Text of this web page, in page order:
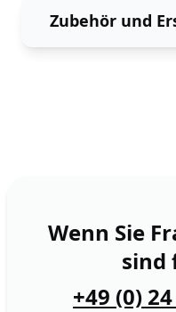
Zubehör und
Wenn Sie
sind
+49 (0)